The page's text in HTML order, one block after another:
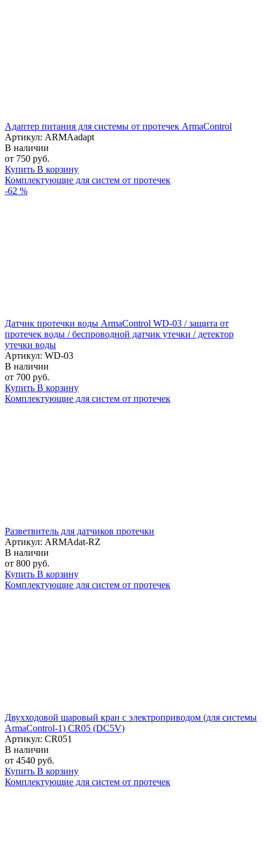
Адаптер питания для системы от протечек ArmaControl
Артикул: ARMAadapt
В наличии
от 750 руб.
Купить В корзину
Комплектующие для систем от протечек
-62 %
Датчик протечки воды ArmaControl WD-03 / защита от
протечек воды / беспроводной датчик утечки / детектор
утечки воды
Артикул: WD-03
В наличии
от 700 руб.
Купить В корзину
Комплектующие для систем от протечек
Разветвитель для датчиков протечки
Артикул: ARMAdat-RZ
В наличии
от 800 руб.
Купить В корзину
Комплектующие для систем от протечек
Двухходовой шаровый кран с электроприводом (для системы
ArmaControl-1) CR05 (DC5V)
Артикул: CR051
В наличии
от 4540 руб.
Купить В корзину
Комплектующие для систем от протечек